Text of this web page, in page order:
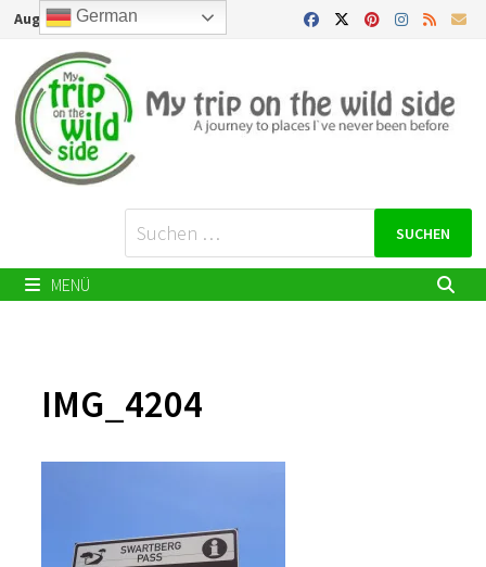
Zurück
Inhalt
August 7, 2026
Suchen
nach:
MENÜ
IMG_4204
German